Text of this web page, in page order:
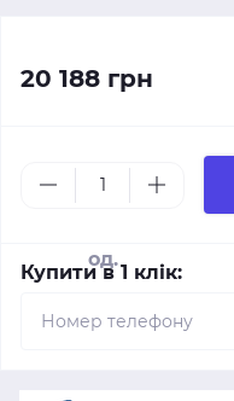
20 188 грн
од.
Купити в 1 клік: